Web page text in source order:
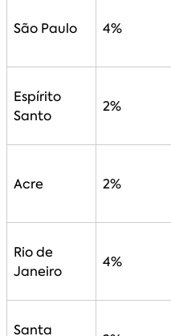
São Paulo 4%
Espírito
Santo
2%
Acre 2%
Rio de
Janeiro
4%
Santa